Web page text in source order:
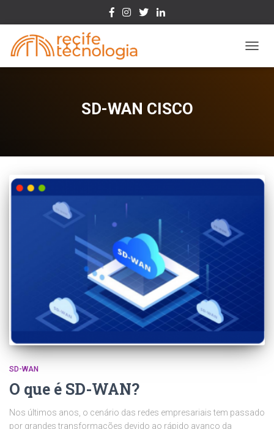
SD-WAN CISCO
SD-WAN
O que é SD-WAN?
Nos últimos anos, o cenário das redes empresariais tem passado
por grandes transformações devido ao rápido avanço da